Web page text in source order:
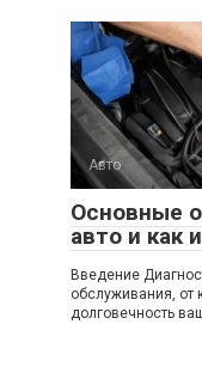
Авто
Основные
авто и как
Введение
обслуживания, от
долговечность